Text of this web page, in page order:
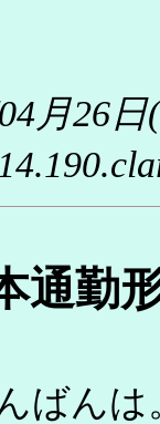
月26
通勤
ばん